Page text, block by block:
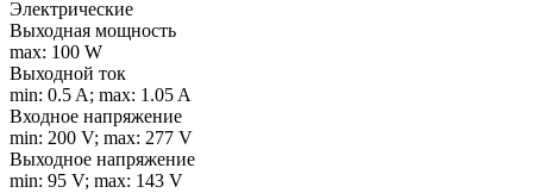
Электрические
Выходная мощность
max: 100 W
Выходной ток
min: 0.5 A; max: 1.05 A
Входное напряжение
min: 200 V; max: 277 V
Выходное напряжение
min: 95 V; max: 143 V